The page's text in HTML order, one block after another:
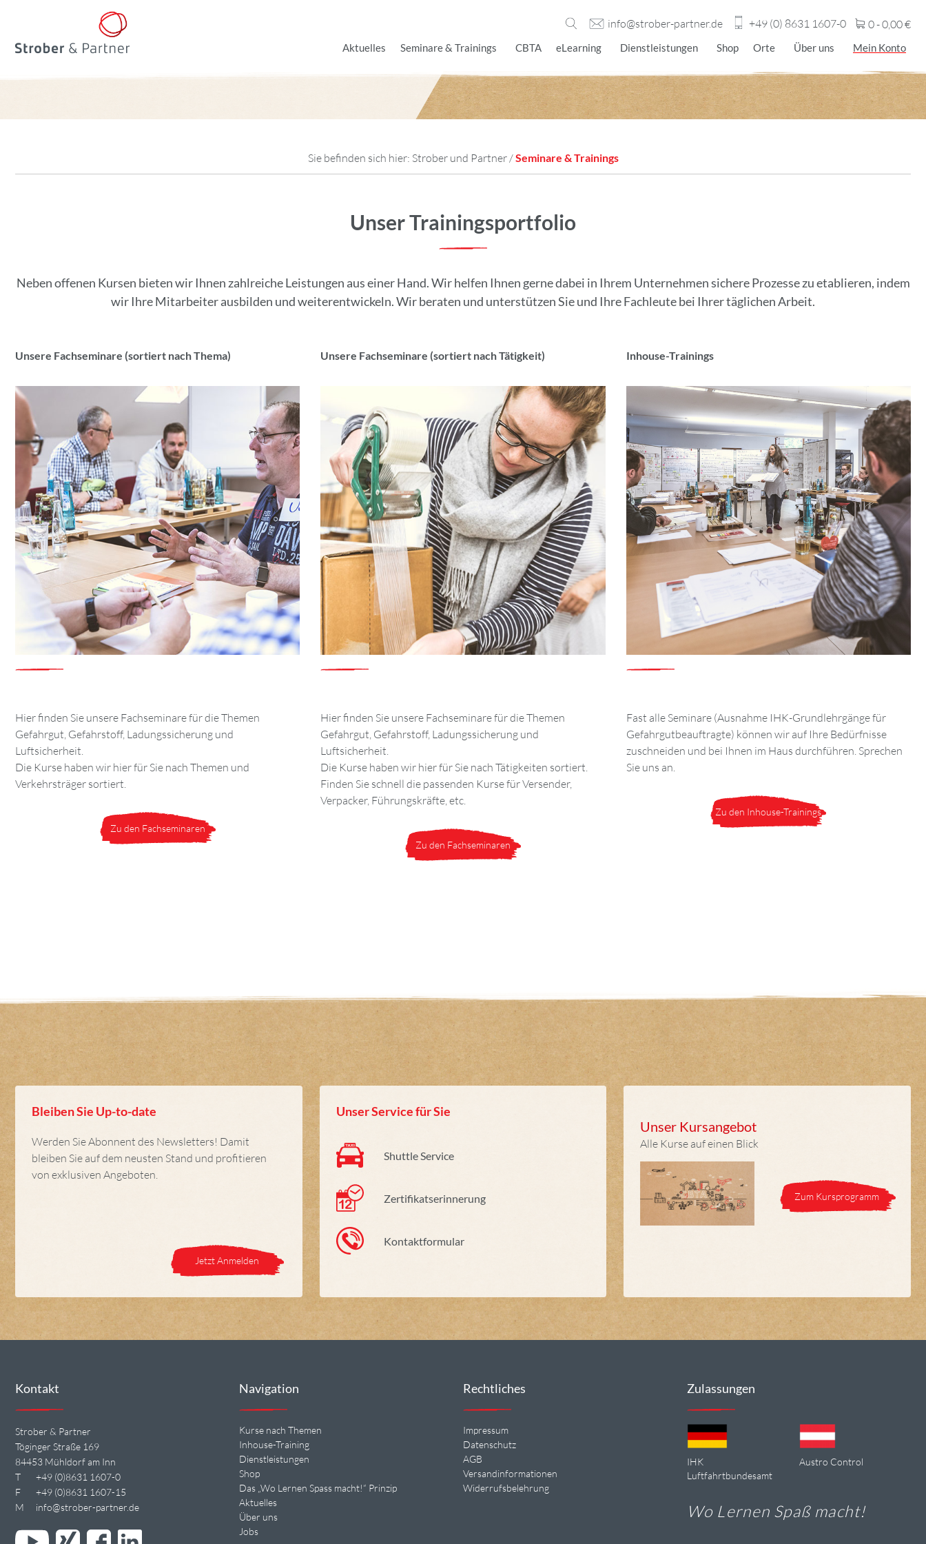
info@strober-partner.de +49 (0) 8631 1607-0 0 -0,00€
Aktuelles Seminare & Trainings CBTA eLearning Dienstleistungen Shop Orte Über uns Mein Konto
Sie befinden sich hier: Strober und Partner/Seminare & Trainings
Unser Trainingsportfolio
Neben offenen Kursen bieten wir Ihnen zahlreiche Leistungen aus einer Hand. Wir helfen Ihnen gerne dabei in Ihrem Unternehmen sichere Prozesse zu etablieren, indem
wir Ihre Mitarbeiter ausbilden und weiterentwickeln. Wir beraten und unterstützen Sie und Ihre Fachleute bei Ihrer täglichen Arbeit.
Unsere Fachseminare (sortiert nach Thema)
Hier finden Sie unsere Fachseminare für die Themen
Gefahrgut, Gefahrstoff, Ladungssicherung und
Luftsicherheit.
Die Kurse haben wir hier für Sie nach Themen und
Verkehrsträger sortiert.
Zu den Fachseminaren
Unsere Fachseminare (sortiert nach Tätigkeit)
Hier finden Sie unsere Fachseminare für die Themen
Gefahrgut, Gefahrstoff, Ladungssicherung und
Luftsicherheit.
Die Kurse haben wir hier für Sie nach Tätigkeiten sortiert.
Finden Sie schnell die passenden Kurse für Versender,
Verpacker, Führungskräfte, etc.
Zu den Fachseminaren
Inhouse-Trainings
Fast alle Seminare (Ausnahme IHK-Grundlehrgänge für
Gefahrgutbeauftragte) können wir auf Ihre Bedürfnisse
zuschneiden und bei Ihnen im Haus durchführen. Sprechen
Sie uns an.
Zu den Inhouse-Trainings
Bleiben Sie Up-to-date
Werden Sie Abonnent des Newsletters! Damit
bleiben Sie auf dem neusten Stand und profitieren
von exklusiven Angeboten.
Jetzt Anmelden
Unser Service für Sie
Shuttle Service
Zertifikatserinnerung
Kontaktformular
Unser Kursangebot
Alle Kurse auf einen Blick
Zum Kursprogramm
Kontakt
Strober & Partner
Töginger Straße 169
84453 Mühldorf am Inn
T
+49 (0)8631 1607-0
F
+49 (0)8631 1607-15
M
info@strober-partner.de
Navigation
Kurse nach Themen
Inhouse-Training
Dienstleistungen
Shop
Das „Wo Lernen Spass macht!“ Prinzip
Aktuelles
Über uns
Jobs
Rechtliches
Impressum
Datenschutz
AGB
Versandinformationen
Widerrufsbelehrung
Zulassungen
IHK
Luftfahrtbundesamt
Austro Control
Wo Lernen Spaß macht!